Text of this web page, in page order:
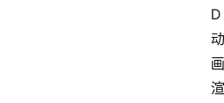
D
动
画
渲